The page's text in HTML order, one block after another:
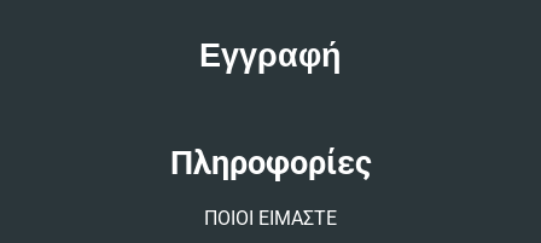
Πληροφορίες
ΠΟΙΟΙ ΕΙΜΑΣΤΕ